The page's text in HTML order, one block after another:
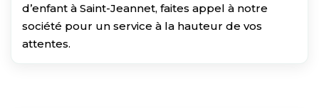
d’enfant à Saint-Jeannet, faites appel à notre
société pour un service à la hauteur de vos
attentes.